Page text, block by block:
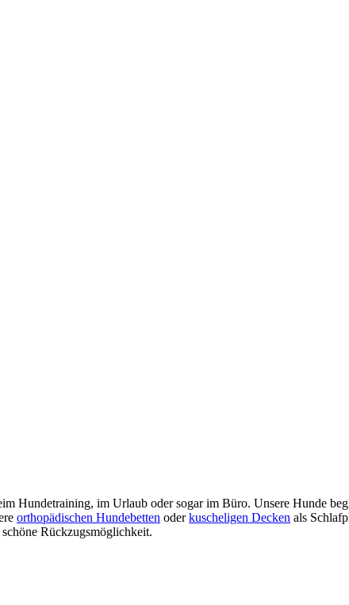
Hundetraining, im Urlaub oder sogar im Büro. Unsere Hunde
orthopädischen Hundebetten oderkuscheligen Decken als
Rückzugsmöglichkeit.